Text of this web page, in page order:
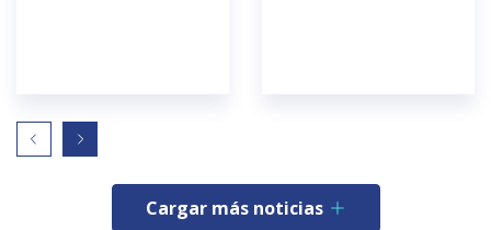
Cargar más noticias